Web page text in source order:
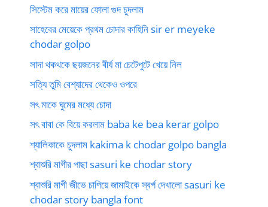
সিস্টেম করে মায়ের ফোলা গুদ চুদলাম
সাহেবের মেয়েকে প্রথম চোদার কাহিনি sir er meyeke
chodar golpo
সাদা থকথকে ছয়জনের বীর্য মা চেটেপুটে খেয়ে নিল
সত্যি তুমি বেশ্যাদের থেকেও ওপরে
সৎ মাকে ঘুমের মধ্যে চোদা
সৎ বাবা কে বিয়ে করলাম baba ke bea kerar golpo
শ্যালিকাকে চুদলাম kakima k chodar golpo bangla
শ্বাশুরি মাগীর পাছা sasuri ke chodar story
শ্বাশুরি মাগী জীভে চাপিয়ে জামাইকে স্বর্গ দেখালো sasuri ke
chodar story bangla font